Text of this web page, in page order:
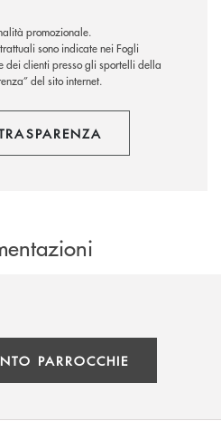
promozionale.
sono indicate nei Fogli
dei clienti presso gli sportelli della
del sito internet.
PARROCCHIE